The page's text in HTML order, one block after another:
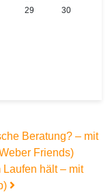
29
30
Beratung? – mit
Friends)
hält – mit